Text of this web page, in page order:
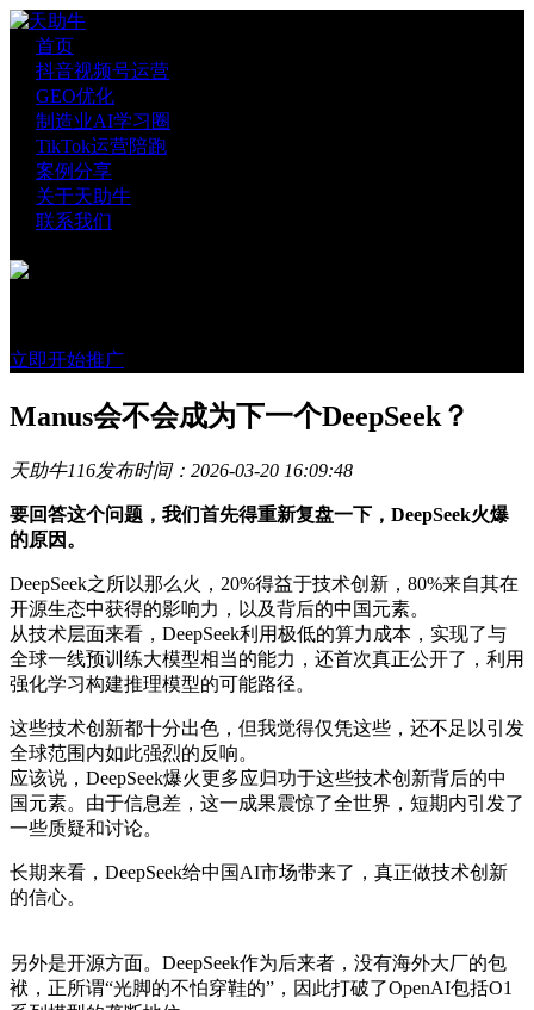
首页
抖音视频号运营
GEO优化
制造业AI学习圈
TikTok运营陪跑
案例分享
关于天助牛
联系我们
立即开始推广
Manus会不会成为下一个DeepSeek？
天助牛116发布时间：2026-03-20 16:09:48
要回答这个问题，我们首先得重新复盘一下，DeepSeek火爆
的原因。
DeepSeek之所以那么火，20%得益于技术创新，80%来自其在
开源生态中获得的影响力，以及背后的中国元素。
从技术层面来看，DeepSeek利用极低的算力成本，实现了与
全球一线预训练大模型相当的能力，还首次真正公开了，利用
强化学习构建推理模型的可能路径。
这些技术创新都十分出色，但我觉得仅凭这些，还不足以引发
全球范围内如此强烈的反响。
应该说，DeepSeek爆火更多应归功于这些技术创新背后的中
国元素。由于信息差，这一成果震惊了全世界，短期内引发了
一些质疑和讨论。
长期来看，DeepSeek给中国AI市场带来了，真正做技术创新
的信心。
另外是开源方面。DeepSeek作为后来者，没有海外大厂的包
袱，正所谓“光脚的不怕穿鞋的”，因此打破了OpenAI包括O1